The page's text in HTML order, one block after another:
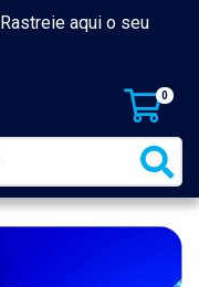
Rastreie aqui o seu
0